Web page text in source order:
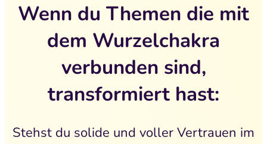
Wenn du Themen die mit
dem Wurzelchakra
verbunden sind,
transformiert hast:
Stehst du solide und voller Vertrauen im